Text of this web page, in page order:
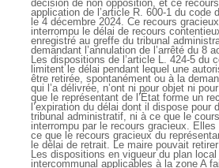
décision de non opposition, et ce
application de l’article R. 600-1 du code
le 4 décembre 2024. Ce recours
interrompu le délai de recours
enregistré au greffe du tribunal
demandant l’annulation de l’arrêté du 8
Les dispositions de l’article L. 424-5 du
limitent le délai pendant lequel une
être retirée, spontanément ou à la
qui l’a délivrée, n’ont ni pour objet ni
que le représentant de l’État forme un
l’expiration du délai dont il dispose pour
tribunal administratif, ni à ce que le
interrompu par le recours gracieux.
ce que le recours gracieux du
le délai de retrait. Le maire pouvait
Les dispositions en vigueur du plan local
intercommunal applicables à la zone A